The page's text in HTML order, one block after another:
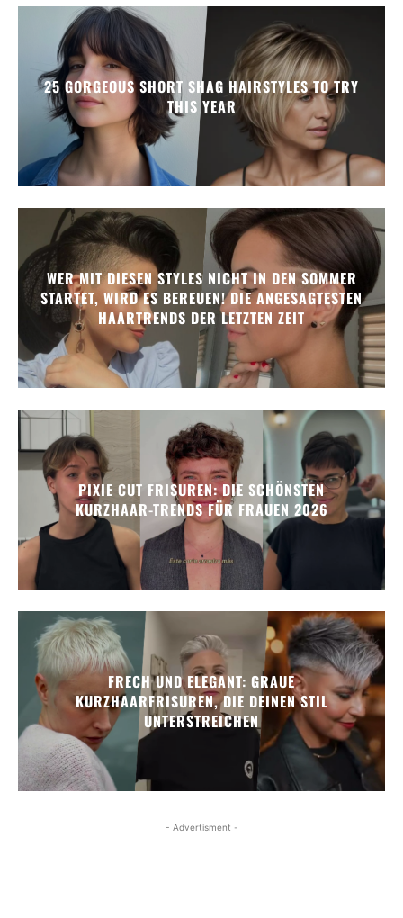
25 GORGEOUS SHORT SHAG HAIRSTYLES TO TRY
THIS YEAR
WER MIT DIESEN STYLES NICHT IN DEN SOMMER
STARTET, WIRD ES BEREUEN! DIE ANGESAGTESTEN
HAARTRENDS DER LETZTEN ZEIT
PIXIE CUT FRISUREN: DIE SCHÖNSTEN
KURZHAAR-TRENDS FÜR FRAUEN 2026
FRECH UND ELEGANT: GRAUE
KURZHAARFRISUREN, DIE DEINEN STIL
UNTERSTREICHEN
- Advertisment -